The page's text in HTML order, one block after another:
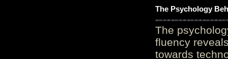
The Psychology
The
fluency
towards